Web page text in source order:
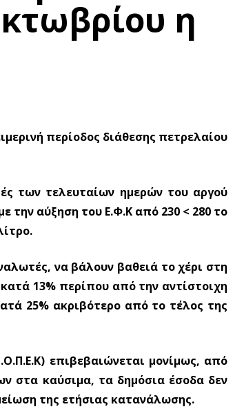
η
περίοδος διάθεσης πετρελαίου
των τελευταίων ημερών του αργού
την αύξηση του Ε.Φ.Κ από 230 < 280 το
να βάλουν βαθειά το χέρι στη
13% περίπου από την αντίστοιχη
25% ακριβότερο από το τέλος της
επιβεβαιώνεται μονίμως, από
στα καύσιμα, τα δημόσια έσοδα δεν
της ετήσιας κατανάλωσης.